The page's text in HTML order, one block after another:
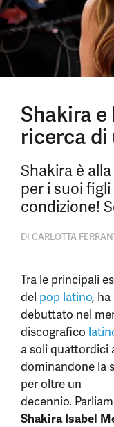
Shakira
ricerca
Shakira è
per i suoi
condizione!
DI CARLOTTA
Tra le principali
del pop latino, ha
debuttato nel
discografico
a soli quattordici
dominandone la
per oltre un
decennio.
Shakira Isabel